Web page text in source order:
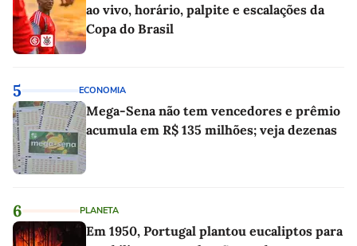
ao vivo, horário, palpite e escalações da
Copa do Brasil
5 ECONOMIA
Mega-Sena não tem vencedores e prêmio
acumula em R$ 135 milhões; veja dezenas
6 PLANETA
Em 1950, Portugal plantou eucaliptos para